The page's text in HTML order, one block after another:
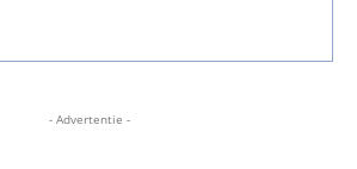
- Advertentie -